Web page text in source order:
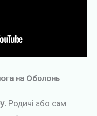
на Оболонь
Родичі або сам